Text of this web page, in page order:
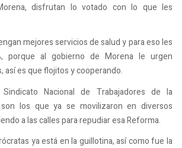
disfrutan lo votado con lo que les
mejores servicios de salud y para eso les
porque al gobierno de Morena le urgen
así es que flojitos y cooperando.
Nacional de Trabajadores de la
son los que ya se movilizaron en diversos
a las calles para repudiar esa Reforma.
ya está en la guillotina, así como fue la